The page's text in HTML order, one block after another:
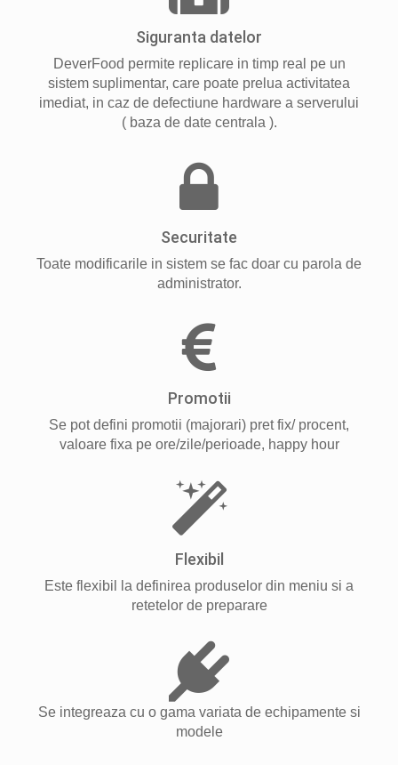
Siguranta datelor
DeverFood permite replicare in timp real pe un
sistem suplimentar, care poate prelua activitatea
imediat, in caz de defectiune hardware a serverului
( baza de date centrala ).
Securitate
Toate modificarile in sistem se fac doar cu parola de
administrator.
Promotii
Se pot defini promotii (majorari) pret fix/ procent,
valoare fixa pe ore/zile/perioade, happy hour
Flexibil
Este flexibil la definirea produselor din meniu si a
retetelor de preparare
Se integreaza cu o gama variata de echipamente si
modele